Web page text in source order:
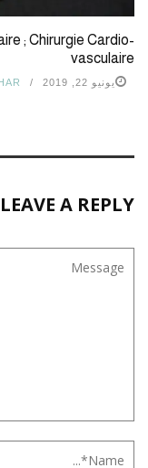
; Chirurgie Cardio-
vasculaire
يونيو 22, 2019
LEAVE A REPLY